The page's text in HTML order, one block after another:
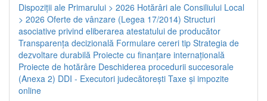
Dispoziţii ale Primarului > 2026 Hotărâri ale Consiliului Local
> 2026 Oferte de vânzare (Legea 17/2014) Structuri
asociative privind eliberarea atestatului de producător
Transparenţa decizională Formulare cereri tip Strategia de
dezvoltare durabilă Proiecte cu finanţare internaţională
Proiecte de hotărâre Deschiderea procedurii succesorale
(Anexa 2) DDI - Executori judecătorești Taxe şi impozite
online